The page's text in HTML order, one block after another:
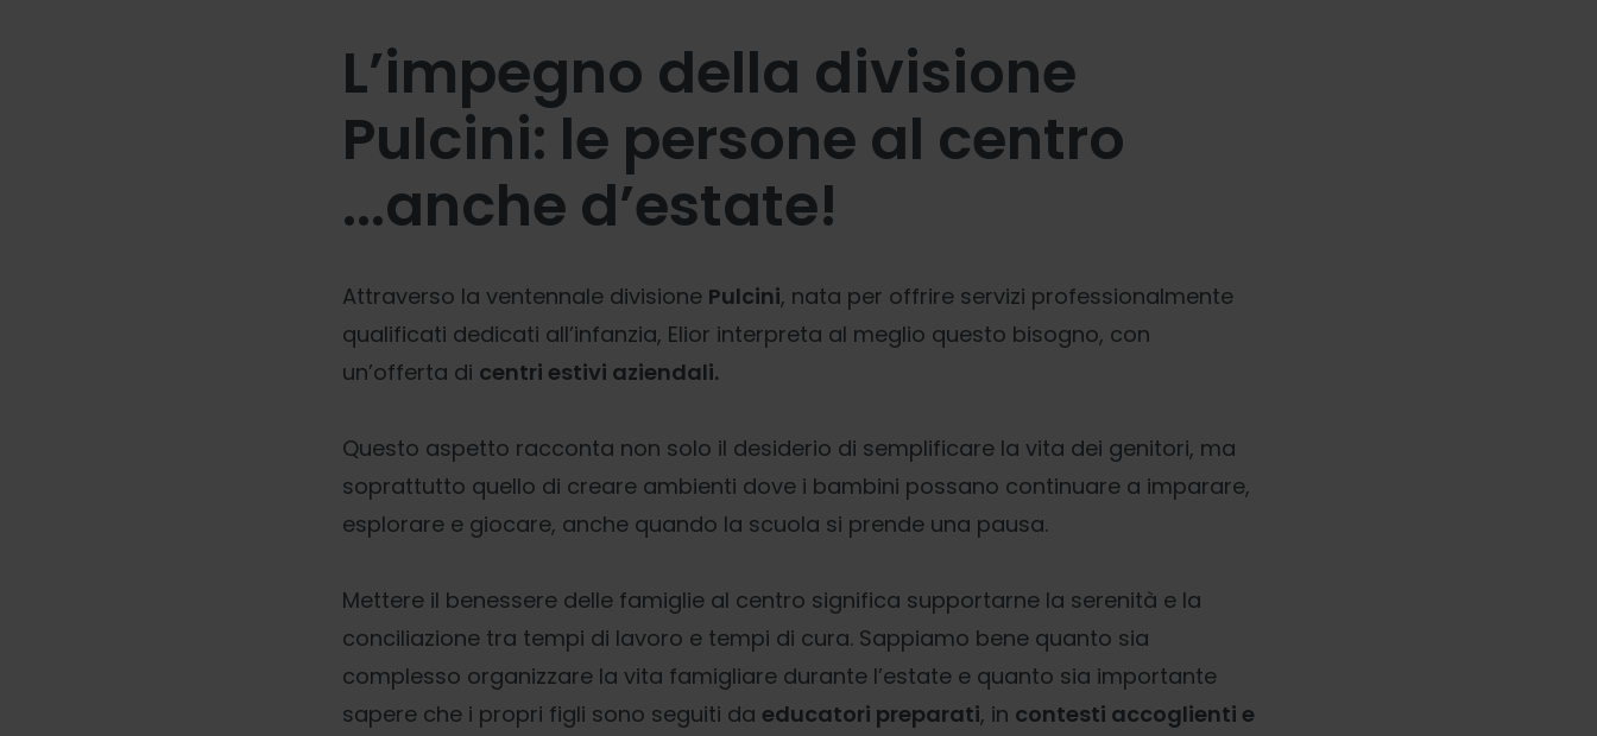
L’impegno della divisione
Pulcini: le persone al centro
...anche d’estate!
Attraverso la ventennale divisione Pulcini, nata per offrire servizi professionalmente
qualificati dedicati all’infanzia, Elior interpreta al meglio questo bisogno, con
un’offerta di centri estivi aziendali.
Questo aspetto racconta non solo il desiderio di semplificare la vita dei genitori, ma
soprattutto quello di creare ambienti dove i bambini possano continuare a imparare,
esplorare e giocare, anche quando la scuola si prende una pausa.
Mettere il benessere delle famiglie al centro significa supportarne la serenità e la
conciliazione tra tempi di lavoro e tempi di cura. Sappiamo bene quanto sia
complesso organizzare la vita famigliare durante l’estate e quanto sia importante
sapere che i propri figli sono seguiti da educatori preparati, in contesti accoglienti e